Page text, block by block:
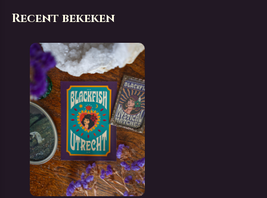
Recent bekeken